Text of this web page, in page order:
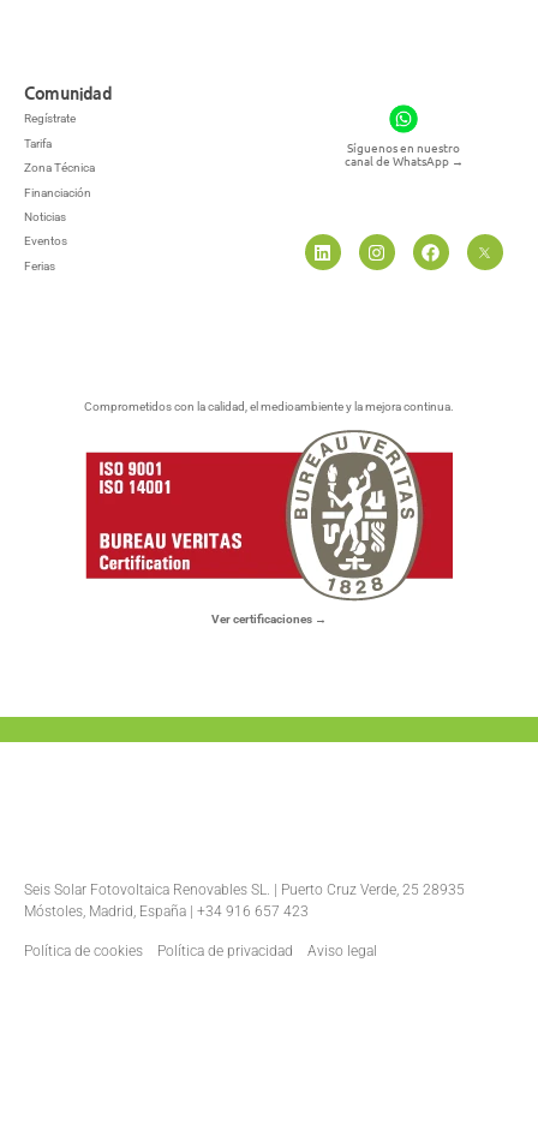
Comunidad
Regístrate
Tarifa
Zona Técnica
Financiación
Noticias
Eventos
Ferias
Síguenos en nuestro
canal de WhatsApp →
Comprometidos con la calidad, el medioambiente y la mejora continua.
Ver certificaciones →
Seis Solar Fotovoltaica Renovables SL. | Puerto Cruz Verde, 25 28935
Móstoles, Madrid, España | +34 916 657 423
Política de cookies Política de privacidad Aviso legal